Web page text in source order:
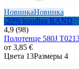
НовинкаНовинка
-20% koodiga RAND
4,9 (98)
Полотенце 580J
от 3,85 €
Цвета 13Размеры 4